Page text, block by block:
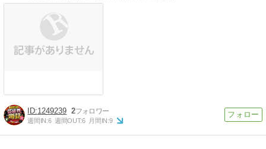
1249239 2
週間IN:6 週間OUT:6 月間IN:9